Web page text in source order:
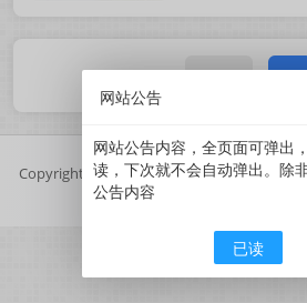
1 / 1 1
Copyright 2025鲜果博客.基于Z-BlogPHP
号
网站公告
网站公告内容，全页面可弹出
读，下次就不会自动弹出。除
公告内容
已读